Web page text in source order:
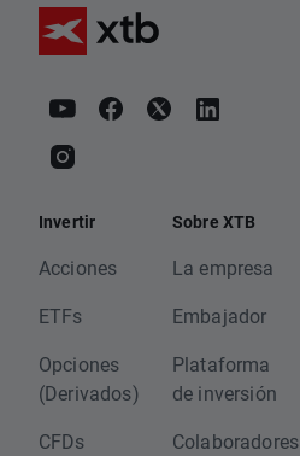
Invertir
Acciones
ETFs
Opciones
(Derivados)
CFDs
Sobre XTB
La empresa
Embajador
Plataforma
de inversión
Colaboradores